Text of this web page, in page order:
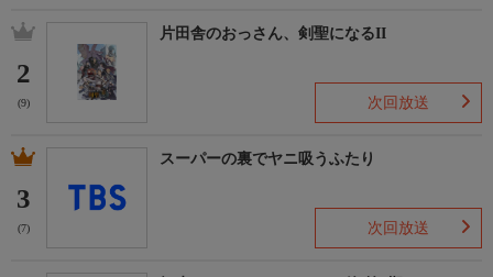
2
(9)
片田舎のおっさん、剣聖になるII
次回放送
3
(7)
スーパーの裏でヤニ吸うふたり
次回放送